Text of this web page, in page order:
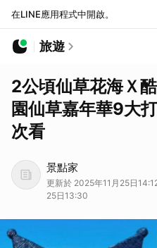
在LINE應用程式中開啟。
旅遊
2公頃仙草花海Ｘ
園仙草嘉年華9大
次看
景點家
更新於 2025年11月25日
25日13:30